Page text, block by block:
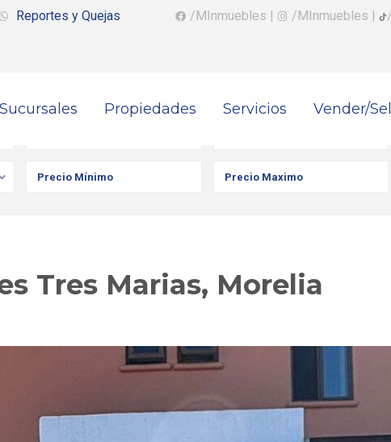
Reportes y Quejas /MInmuebles | /MInmuebles |
Sucursales Propiedades Servicios Vender/Sell
Tres Marias, Morelia